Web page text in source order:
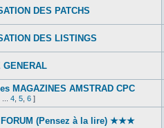
DES PATCHS
DES LISTINGS
GENERAL
MAGAZINES AMSTRAD CPC
4 5 6 ]
(Pensez à la lire) ★★★